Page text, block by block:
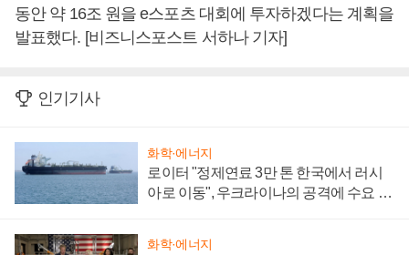
동안 약 16조 원을 e스포츠 대회에 투자하겠다는 계획을
발표했다. [비즈니스포스트 서하나 기자]
인기기사
화학·에너지
로이터 "정제연료 3만 톤 한국에서 러시
아로 이동", 우크라이나의 공격에 수요 늘
화학·에너지